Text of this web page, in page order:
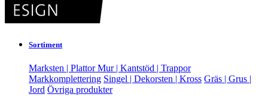
Sortiment
Marksten | PlattorMur | Kantstöd | Trappor
Markkomplettering Singel | Dekorsten | Kross Gräs | Grus |
Jord Övriga produkter